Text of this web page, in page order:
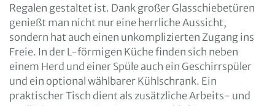
Regalen gestaltet ist. Dank großer Glasschiebetüren
genießt man nicht nur eine herrliche Aussicht,
sondern hat auch einen unkomplizierten Zugang ins
Freie. In der L-förmigen Küche finden sich neben
einem Herd und einer Spüle auch ein Geschirrspüler
und ein optional wählbarer Kühlschrank. Ein
praktischer Tisch dient als zusätzliche Arbeits- und